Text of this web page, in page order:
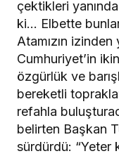
çektikleri
ki… Elbette
Atamızın
Cumhuriyet’in
özgürlük ve
bereketli
refahla
belirten Başkan
sürdürdü: “Yeter